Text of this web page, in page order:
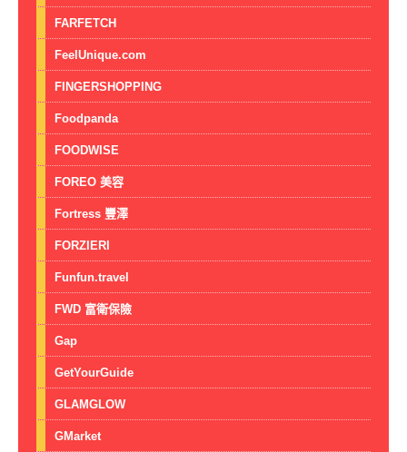
FARFETCH
FeelUnique.com
FINGERSHOPPING
Foodpanda
FOODWISE
FOREO 美容
Fortress 豐澤
FORZIERI
Funfun.travel
FWD 富衛保險
Gap
GetYourGuide
GLAMGLOW
GMarket